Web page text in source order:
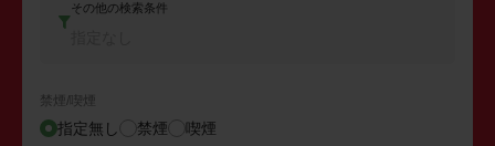
その他の検索条件
禁煙/喫煙
指定無し 禁煙 喫煙